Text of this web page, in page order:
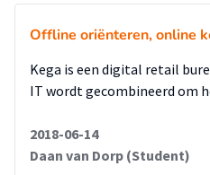
Offline oriënteren, online
Kega is een digital retail
IT wordt gecombineerd om
2018-06-14
Daan van Dorp (Student)